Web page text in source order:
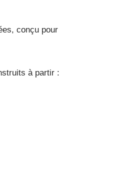
conçu pour
à partir :